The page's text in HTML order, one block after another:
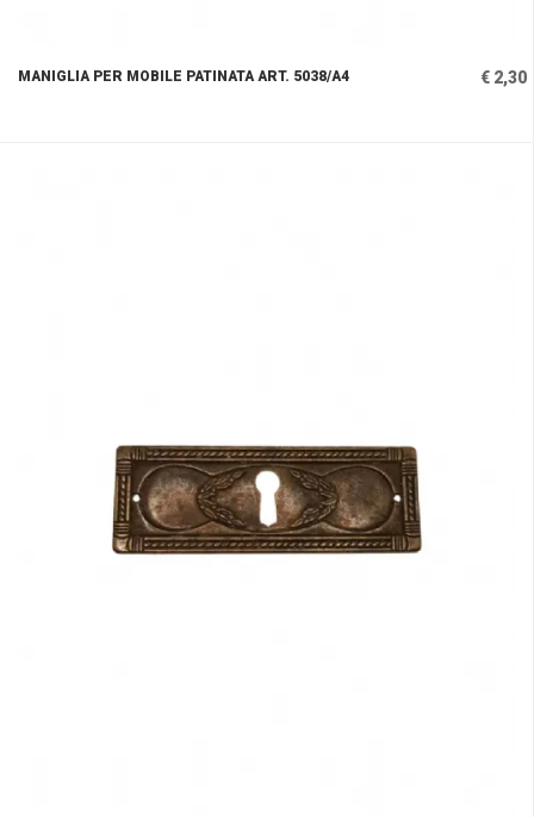
MANIGLIA PER MOBILE PATINATA ART. 5038/A4 € 2,30